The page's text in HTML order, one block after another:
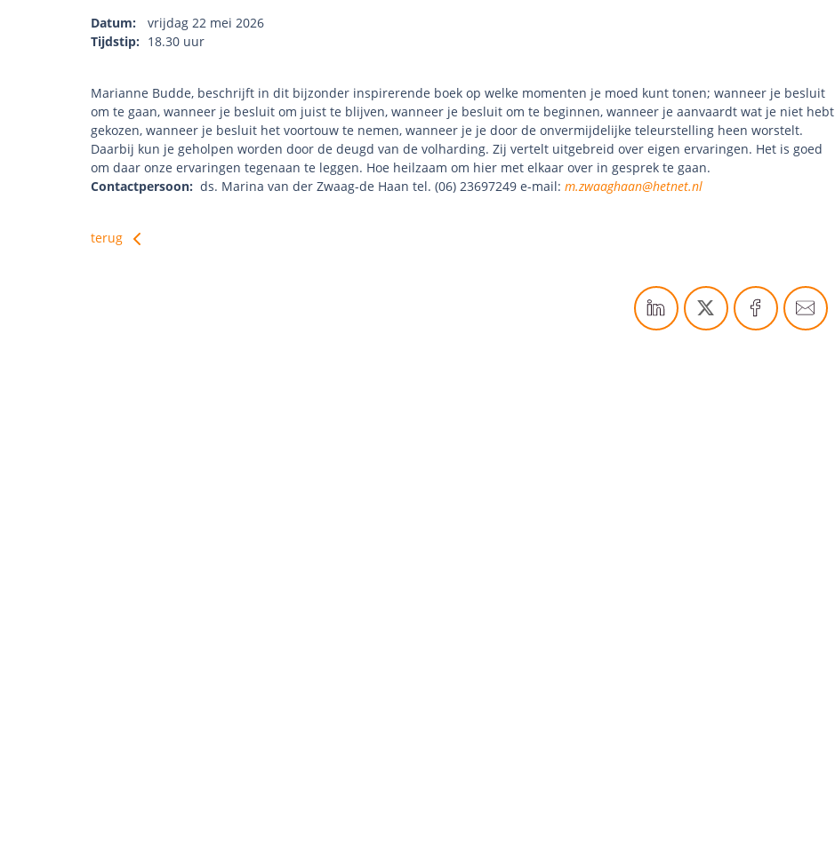
Datum:
vrijdag 22 mei 2026
Tijdstip: 18.30 uur
Marianne Budde, beschrijft in dit bijzonder inspirerende boek op welke momenten je moed kunt tonen; wanneer je besluit
om te gaan, wanneer je besluit om juist te blijven, wanneer je besluit om te beginnen, wanneer je aanvaardt wat je niet hebt
gekozen, wanneer je besluit het voortouw te nemen, wanneer je je door de onvermijdelijke teleurstelling heen worstelt.
Daarbij kun je geholpen worden door de deugd van de volharding. Zij vertelt uitgebreid over eigen ervaringen. Het is goed
om daar onze ervaringen tegenaan te leggen. Hoe heilzaam om hier met elkaar over in gesprek te gaan.
Contactpersoon: ds. Marina van der Zwaag-de Haan tel. (06) 23697249 e-mail: m.zwaaghaan@hetnet.nl
terug